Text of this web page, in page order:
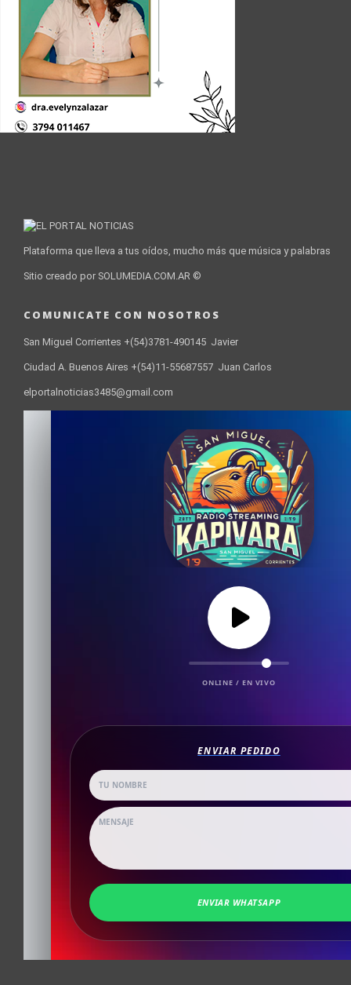
Plataforma que lleva a tus oídos, mucho más que música y palabras
Sitio creado por SOLUMEDIA.COM.AR ©
COMUNICATE CON NOSOTROS
San Miguel Corrientes +(54)3781-490145 Javier
Ciudad A. Buenos Aires +(54)11-55687557 Juan Carlos
elportalnoticias3485@gmail.com